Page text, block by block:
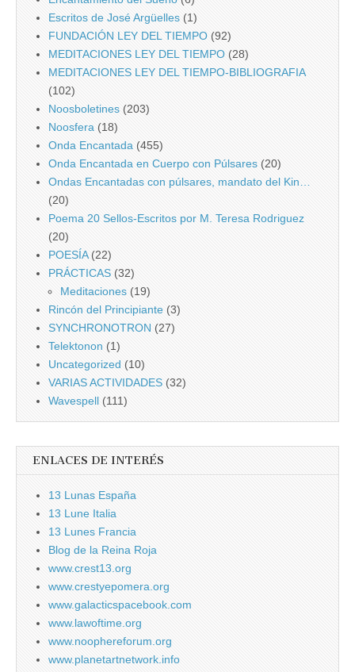
Escritos de José Argüelles (1)
FUNDACIÓN LEY DEL TIEMPO (92)
MEDITACIONES LEY DEL TIEMPO (28)
MEDITACIONES LEY DEL TIEMPO-BIBLIOGRAFIA
(102)
Noosboletines (203)
Noosfera (18)
Onda Encantada (455)
Onda Encantada en Cuerpo con Púlsares (20)
Ondas Encantadas con púlsares, mandato del Kin…
(20)
Poema 20 Sellos-Escritos por M. Teresa Rodriguez
(20)
POESÍA(22)
PRÁCTICAS (32)
Meditaciones (19)
Rincón del Principiante (3)
SYNCHRONOTRON (27)
Telektonon (1)
Uncategorized (10)
VARIAS ACTIVIDADES (32)
Wavespell (111)
ENLACES DE INTERÉS
13 Lunas España
13 Lune Italia
13 Lunes Francia
Blog de la Reina Roja
www.crest13.org
www.crestyepomera.org
www.galacticspacebook.com
www.lawoftime.org
www.noophereforum.org
www.planetartnetwork.info